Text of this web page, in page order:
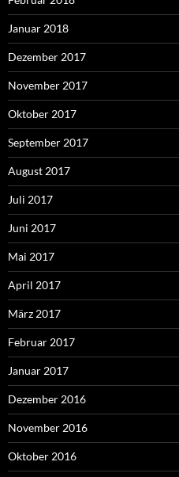
Januar 2018
Dezember 2017
November 2017
Oktober 2017
September 2017
August 2017
Juli 2017
Juni 2017
Mai 2017
April 2017
März 2017
Februar 2017
Januar 2017
Dezember 2016
November 2016
Oktober 2016